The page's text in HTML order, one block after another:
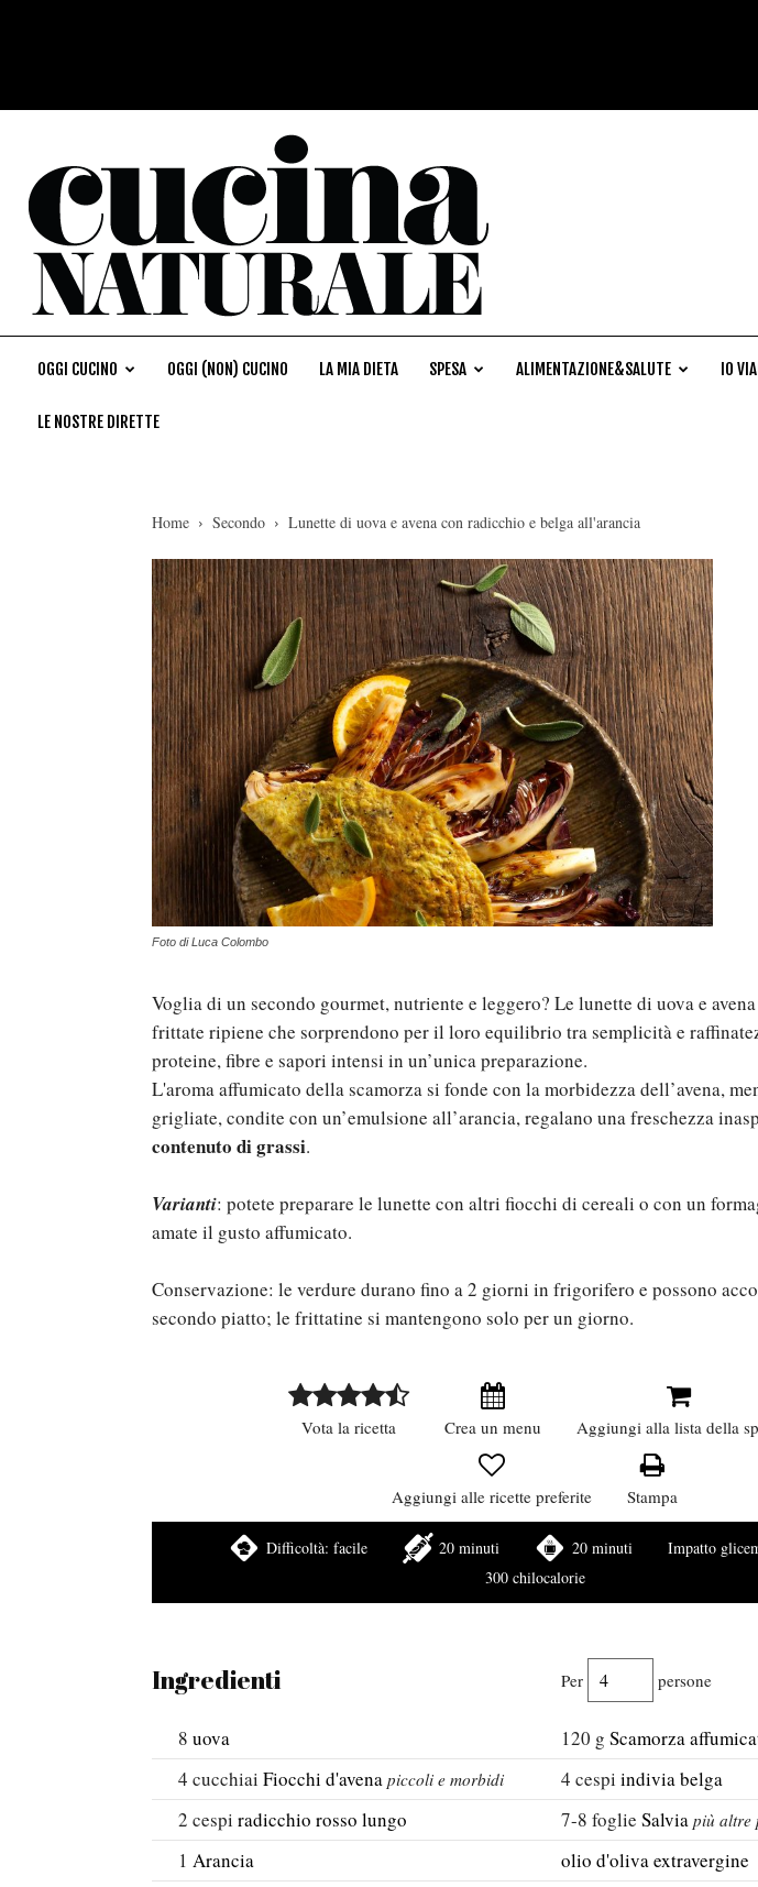
OGGI CUCINO OGGI (NON) CUCINO LA MIA DIETA SPESA ALIMENTAZIONE&SALUTE IO
LE NOSTRE DIRETTE
Home Secondo Lunette di uova e avena con radicchio e belga all'arancia
Foto di Luca Colombo
Voglia di un secondo gourmet, nutriente e leggero? Le lunette di uova e
frittate ripiene che sorprendono per il loro equilibrio tra semplicità e
proteine, fibre e sapori intensi in un’unica preparazione.
L'aroma affumicato della scamorza si fonde con la morbidezza dell’avena,
grigliate, condite con un’emulsione all’arancia, regalano una freschezza
contenuto di grassi.
Varianti: potete preparare le lunette con altri fiocchi di cereali o con un
amate il gusto affumicato.
Conservazione: le verdure durano fino a 2 giorni in frigorifero e possono
secondo piatto; le frittatine si mantengono solo per un giorno.
Vota la ricetta Crea un menu Aggiungi alla lista della
Aggiungi alle ricette preferite Stampa
Difficoltà: facile 20 minuti 20 minuti
Impatto
300 chilocalorie
Ingredienti Per persone
8 uova 120 g Scamorza
4 cucchiai Fiocchi d'avena piccoli e morbidi 4 cespi indivia belga
2 cespi radicchio rosso lungo 7-8 foglie Salvia più altre
1 Arancia
olio d'oliva extravergine